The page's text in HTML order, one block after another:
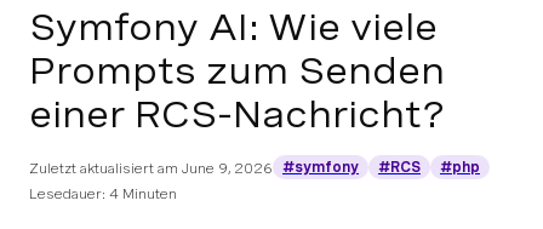
Symfony AI: Wie viele
Prompts zum Senden
einer RCS-Nachricht?
Zuletzt aktualisiert am June 9, 2026 #symfony #RCS
#php
Lesedauer: 4 Minuten